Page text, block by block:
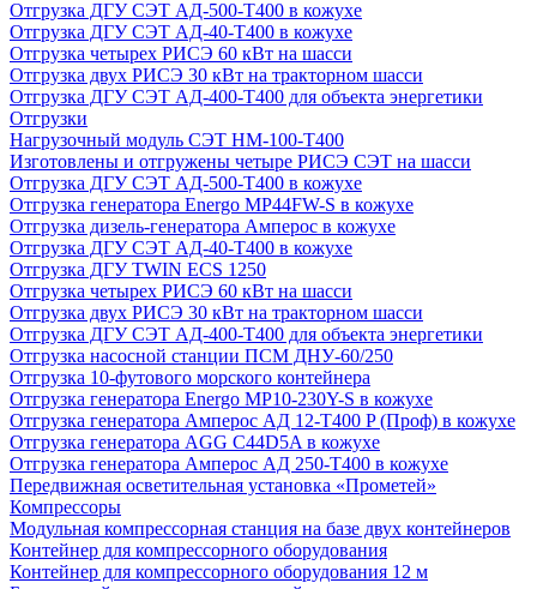
Отгрузка ДГУ СЭТ АД-500-Т400 в кожухе
Отгрузка ДГУ СЭТ АД-40-Т400 в кожухе
Отгрузка четырех РИСЭ 60 кВт на шасси
Отгрузка двух РИСЭ 30 кВт на тракторном шасси
Отгрузка ДГУ СЭТ АД-400-Т400 для объекта энергетики
Отгрузки
Нагрузочный модуль СЭТ НМ-100-Т400
Изготовлены и отгружены четыре РИСЭ СЭТ на шасси
Отгрузка ДГУ СЭТ АД-500-Т400 в кожухе
Отгрузка генератора Energo MP44FW-S в кожухе
Отгрузка дизель-генератора Амперос в кожухе
Отгрузка ДГУ СЭТ АД-40-Т400 в кожухе
Отгрузка ДГУ TWIN ECS 1250
Отгрузка четырех РИСЭ 60 кВт на шасси
Отгрузка двух РИСЭ 30 кВт на тракторном шасси
Отгрузка ДГУ СЭТ АД-400-Т400 для объекта энергетики
Отгрузка насосной станции ПСМ ДНУ-60/250
Отгрузка 10-футового морского контейнера
Отгрузка генератора Energo MP10-230Y-S в кожухе
Отгрузка генератора Амперос АД 12-Т400 P (Проф) в кожухе
Отгрузка генератора AGG C44D5A в кожухе
Отгрузка генератора Амперос АД 250-Т400 в кожухе
Передвижная осветительная установка «Прометей»
Компрессоры
Модульная компрессорная станция на базе двух контейнеров
Контейнер для компрессорного оборудования
Контейнер для компрессорного оборудования 12 м